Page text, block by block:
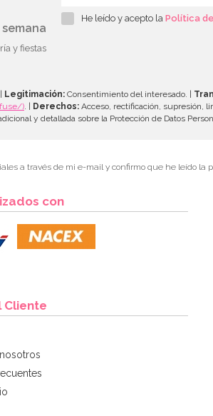
y fiestas
He leído y acepto la Política
Legitimación: Consentimiento del interesado. |
) . | Derechos: Acceso, rectificación, supresión,
y detallada sobre la Protección de Datos
a través de mi e-mail y confirmo que he leído la
con
Cliente